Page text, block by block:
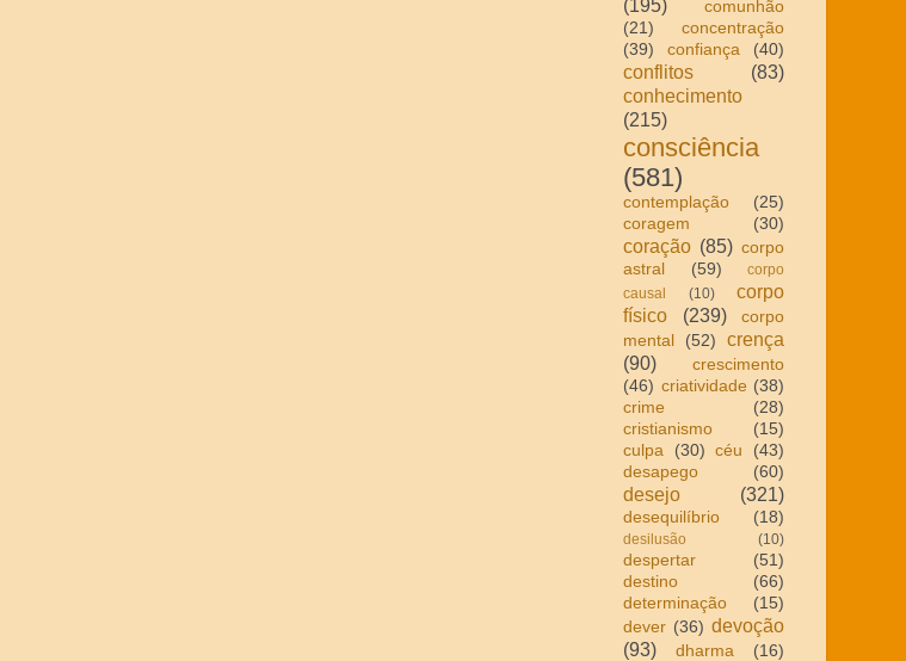
(195)
comunhão
(21)
concentração
(39)
confiança (40)
conflitos
(83)
conhecimento
(215)
consciência
(581)
contemplação
(25)
coragem
(30)
coração (85) corpo
astral
(59)
corpo
causal
(10)
corpo
físico
(239)
corpo
mental
(52)
crença
(90)
crescimento
(46) criatividade (38)
crime
(28)
cristianismo
(15)
culpa
(30) céu
(43)
desapego
(60)
desejo (321)
desequilíbrio (18)
desilusão (10)
despertar
(51)
destino
(66)
determinação
(15)
dever (36) devoção
(93)
dharma
(16)